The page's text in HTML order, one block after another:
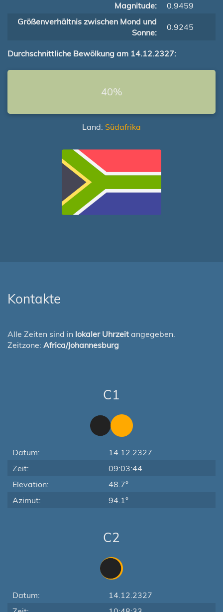
Magnitude:
0.9459
Größenverhältnis zwischen Mond und
Sonne:
0.9245
Durchschnittliche Bewölkung am 14.12.2327:
40%
Land: Südafrika
Kontakte
Alle Zeiten sind in lokaler Uhrzeit angegeben.
Zeitzone: Africa/Johannesburg
C1
Datum:
14.12.2327
Zeit:
09:03:44
Elevation:
48.7°
Azimut:
94.1°
C2
Datum:
14.12.2327